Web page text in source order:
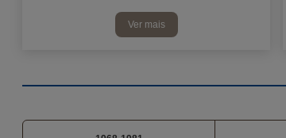
Ver mais